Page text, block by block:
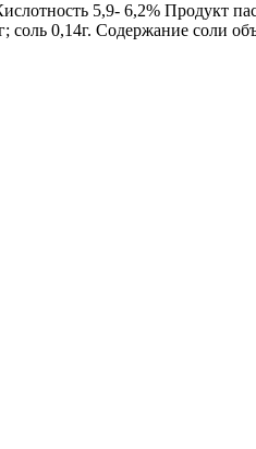
5,9- 6,2% Продукт
0,14г. Содержание соли